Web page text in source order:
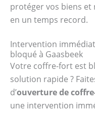
protéger vos biens et
en un temps record.
Intervention
bloqué à Gaasbeek
Votre coffre-fort est
solution rapide ?
d’ouverture de
une intervention